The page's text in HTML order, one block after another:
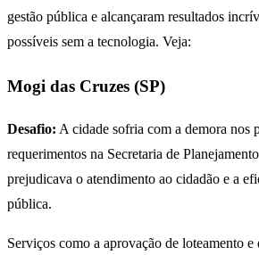
gestão pública e alcançaram resultados
possíveis sem a tecnologia. Veja:
Mogi das Cruzes (SP)
Desafio: A cidade sofria com a demora nos
requerimentos na Secretaria de
prejudicava o atendimento ao cidadão e a
pública.
Serviços como a aprovação de loteamento